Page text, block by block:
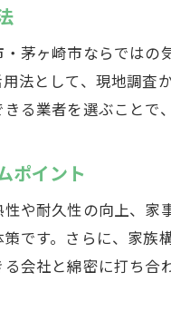
茅ヶ崎市ならでは
法として、現地調
る業者を選ぶことで
ポイント
や耐久性の向上、家
です。さらに、家
会社と綿密に打ち合